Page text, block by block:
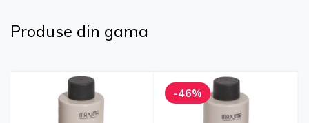
Produse din gama
-46%